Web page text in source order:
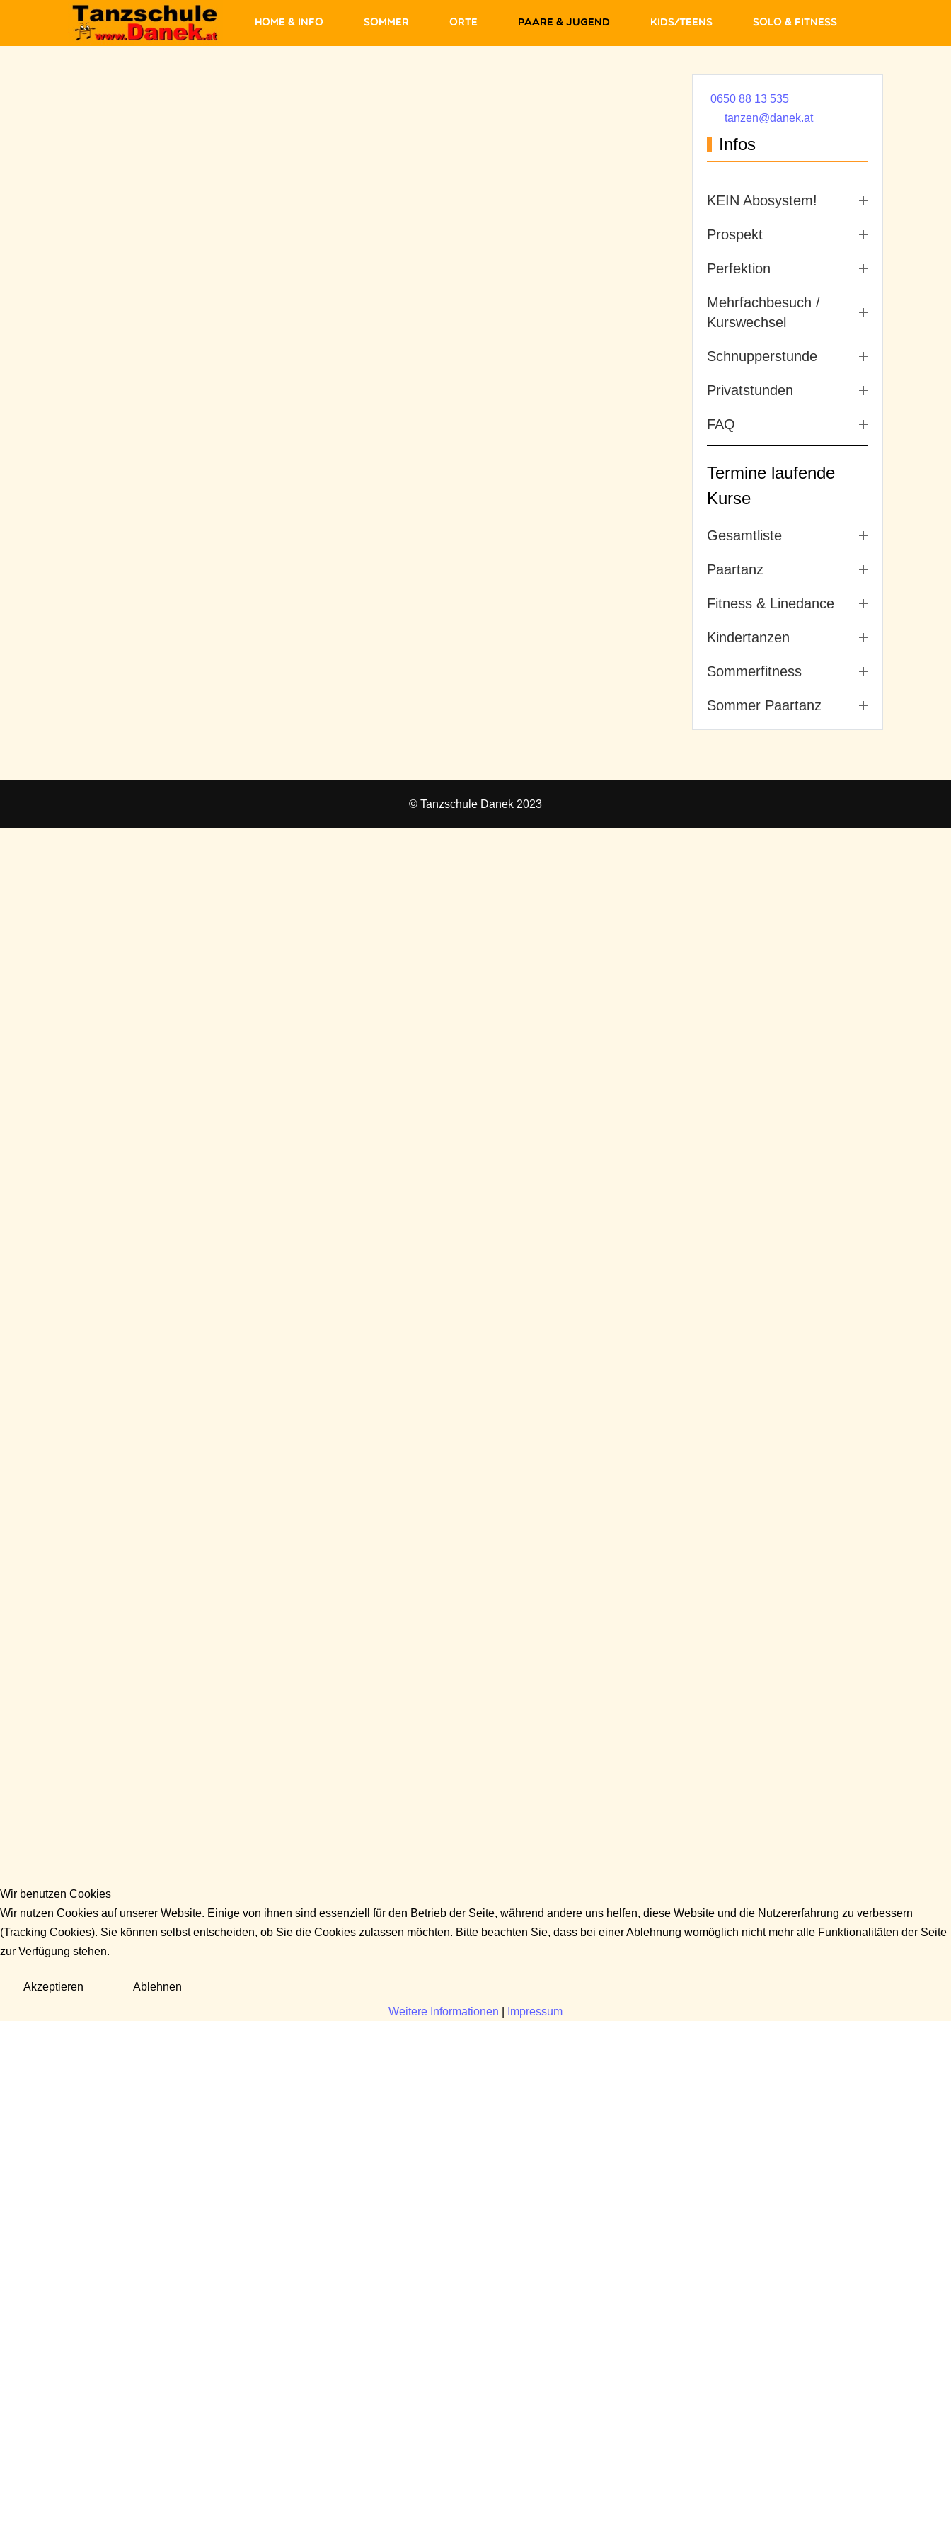
Home & Info Sommer Orte Paare & Jugend Kids/Teens Solo & Fitness
0650 88 13 535
tanzen@danek.at
Infos
KEIN Abosystem!
Prospekt
Perfektion
Mehrfachbesuch /
Kurswechsel
Schnupperstunde
Privatstunden
FAQ
Termine laufende
Kurse
Gesamtliste
Paartanz
Fitness & Linedance
Kindertanzen
Sommerfitness
Sommer Paartanz
© Tanzschule Danek 2023
Wir benutzen Cookies
Wir nutzen Cookies auf unserer Website. Einige von ihnen sind essenziell für den Betrieb der Seite, während andere uns helfen, diese Website und die Nutzererfahrung zu verbessern
(Tracking Cookies). Sie können selbst entscheiden, ob Sie die Cookies zulassen möchten. Bitte beachten Sie, dass bei einer Ablehnung womöglich nicht mehr alle Funktionalitäten der Seite
zur Verfügung stehen.
Akzeptieren Ablehnen
Weitere Informationen Impressum